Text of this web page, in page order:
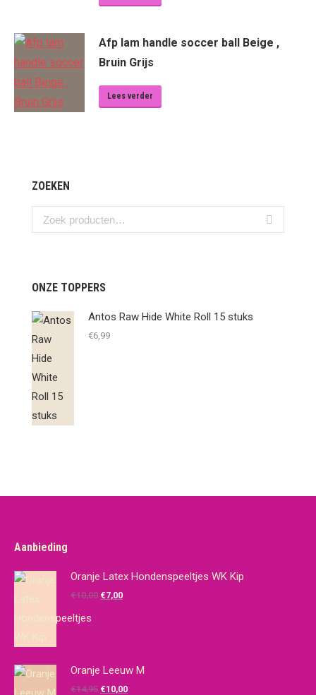
Afp lam handle soccer ball Beige ,
Bruin Grijs
Lees verder
ZOEKEN
ONZE TOPPERS
Antos Raw Hide White Roll 15 stuks
€6,99
Aanbieding
Oranje Latex Hondenspeeltjes WK Kip
€10,00 Oorspronkelijke
€7,00Huidige
Oranje Leeuw M
€14,95 Oorspronkelijke
€10,00Huidige